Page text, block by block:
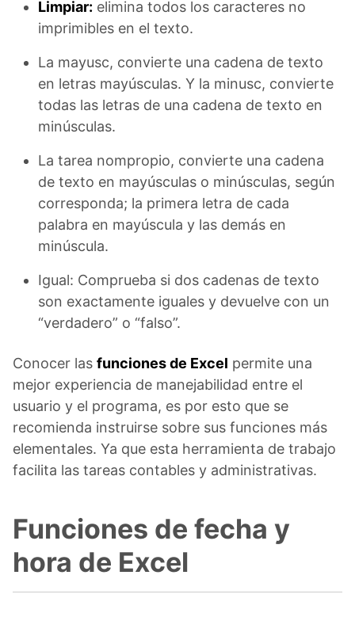
Limpiar: elimina todos los caracteres no
imprimibles en el texto.
La mayusc, convierte una cadena de texto
en letras mayúsculas. Y la minusc, convierte
todas las letras de una cadena de texto en
minúsculas.
La tarea nompropio, convierte una cadena
de texto en mayúsculas o minúsculas, según
corresponda; la primera letra de cada
palabra en mayúscula y las demás en
minúscula.
Igual: Comprueba si dos cadenas de texto
son exactamente iguales y devuelve con un
“verdadero” o “falso”.
Conocer las funciones de Excel permite una
mejor experiencia de manejabilidad entre el
usuario y el programa, es por esto que se
recomienda instruirse sobre sus funciones más
elementales. Ya que esta herramienta de trabajo
facilita las tareas contables y administrativas.
Funciones de fecha y
hora de Excel